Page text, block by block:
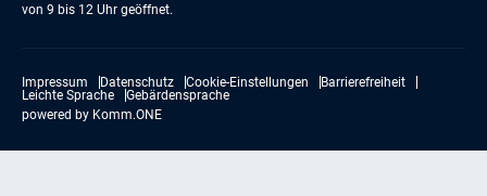
von 9 bis 12 Uhr geöffnet.
Impressum Datenschutz Cookie-Einstellungen
Barrierefreiheit
Leichte Sprache
Gebärdensprache
powered by Komm.ONE